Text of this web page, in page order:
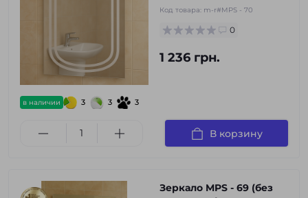
в наличии 3 3 3
Код товара: m-r#MPS - 70
0
1 236 грн.
В корзину
Зеркало MPS - 69 (без